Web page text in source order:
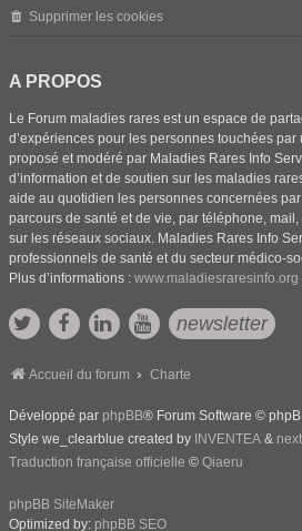
Supprimer les cookies
A PROPOS
Le Forum maladies rares est un espace de
d’expériences pour les personnes touchées
proposé et modéré par Maladies Rares Info
d’information et de soutien sur les maladies
aide au quotidien les personnes concernées
parcours de santé et de vie, par téléphone,
sur les réseaux sociaux. Maladies Rares Info
professionnels de santé et du secteur médico-
Plus d’informations : www.maladiesraresinfo.org
newsletter
Accueil du forum Charte
Développé par phpBB® Forum Software ©
Style we_clearblue created by INVENTEA &
Traduction française officielle © Qiaeru
phpBB SiteMaker
Optimized by: phpBB SEO